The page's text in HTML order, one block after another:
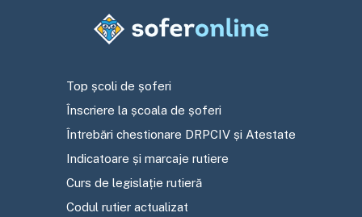
Top școli de șoferi
Înscriere la școala de șoferi
Întrebări chestionare DRPCIV și Atestate
Indicatoare și marcaje rutiere
Curs de legislație rutieră
Codul rutier actualizat